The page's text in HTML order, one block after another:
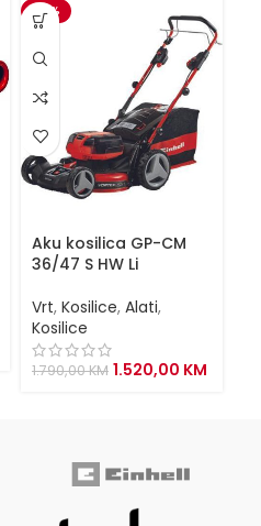
-15%
Aku kosilica GP-CM
36/47 S HW Li
Vrt, Kosilice, Alati,
Kosilice
1.790,00KM Original
1.520,00 KM